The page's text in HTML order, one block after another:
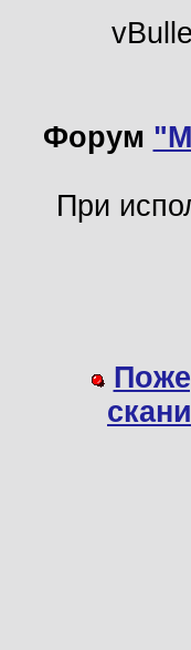
Форум
При